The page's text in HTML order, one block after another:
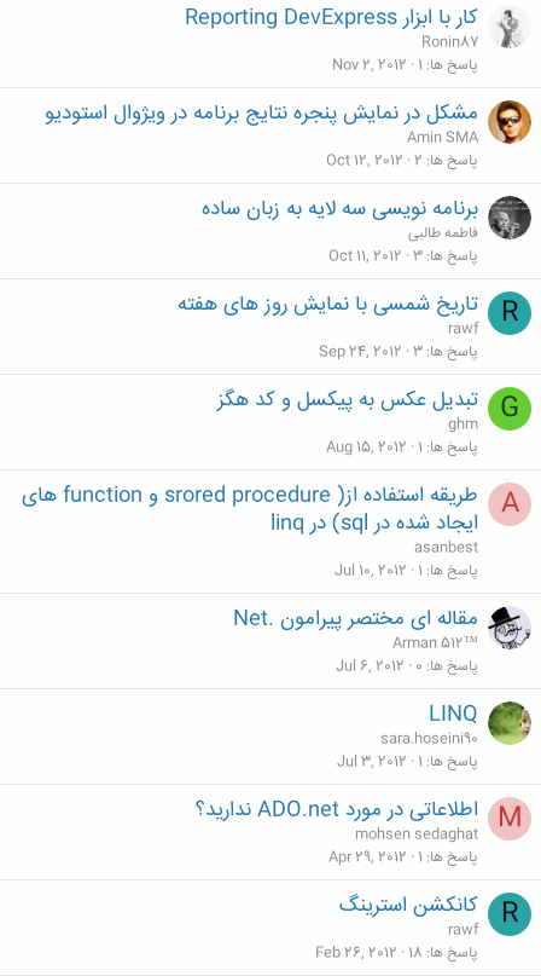
کار با ابزار Reporting DevExpress
Ronin87
پاسخ ها 1
Nov 2, 2012
مشکل در نمایش پنجره نتایج برنامه در ویژوال استودیو
Amin SMA
پاسخ ها 2
Oct 12, 2012
برنامه نویسی سه لایه به زبان ساده
فاطمه طالبی
پاسخ ها 3
Oct 11, 2012
R تاریخ شمسی با نمایش روز های هفته
rawf
پاسخ ها 3
Sep 24, 2012
G تبديل عكس به پيكسل و كد هگز
ghm
پاسخ ها 1
Aug 15, 2012
A
طریقه استفاده از( srored procedure و function های
ایجاد شده در sql) در linq
asanbest
پاسخ ها 1
Jul 10, 2012
مقاله ای مختصر پیرامون .Net
Arman 512™
پاسخ ها 0
Jul 6, 2012
LINQ
sara.hoseini90
پاسخ ها 1
Jul 3, 2012
M اطلاعاتی در مورد ADO.net ندارید؟
mohsen sedaghat
پاسخ ها 1
Apr 29, 2012
R کانکشن استرینگ
rawf
پاسخ ها 18
Feb 26, 2012